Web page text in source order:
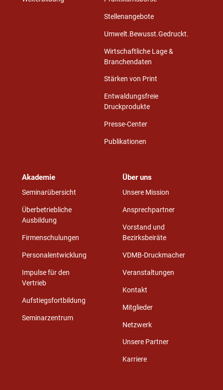
Stellenangebote
Umwelt.Bewusst.Gedruckt.
Wirtschaftliche Lage &
Branchendaten
Stärken von Print
Entwaldungsfreie
Druckprodukte
Presse-Center
Publikationen
Akademie
Seminarübersicht
Überbetriebliche
Ausbildung
Firmenschulungen
Personalentwicklung
Impulse für den
Vertrieb
Aufstiegsfortbildung
Seminarzentrum
Über uns
Unsere Mission
Ansprechpartner
Vorstand und
Bezirksbeiräte
VDMB-Druckmacher
Veranstaltungen
Kontakt
Mitglieder
Netzwerk
Unsere Partner
Karriere